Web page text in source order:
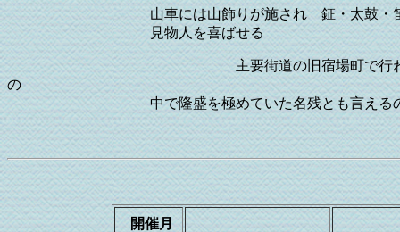
山車には山飾りが施され 鉦・太鼓・笛などの
見物人を喜ばせる
主要街道の旧宿場町で
の
中で隆盛を極めていた名残とも言えるの
開催月